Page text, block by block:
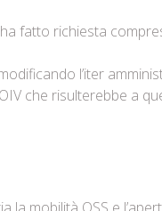
fatto richiesta
l’iter
che risulterebbe a